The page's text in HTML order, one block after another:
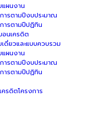
แผนงาน
ารตามปีงบประมาณ
ารตามปีปฏิทิน
อนเครดิต
ดี่ยวและแบบควบรวม
แผนงาน
ารตามปีงบประมาณ
ารตามปีปฏิทิน
รดิตโครงการ